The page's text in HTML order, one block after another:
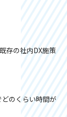
存の社内DX施策
のくらい時間が